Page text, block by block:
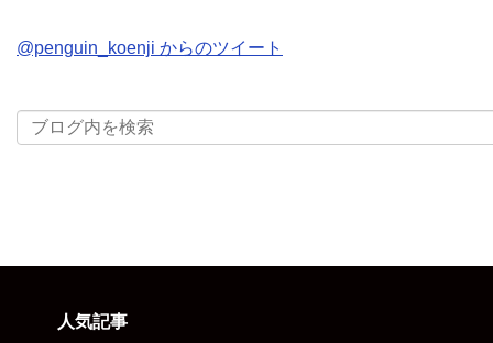
@penguin_koenji からのツイート
人気記事